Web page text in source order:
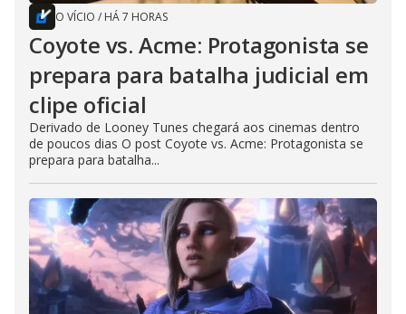
O VÍCIO / HÁ 7 HORAS
Coyote vs. Acme: Protagonista se
prepara para batalha judicial em
clipe oficial
Derivado de Looney Tunes chegará aos cinemas dentro
de poucos dias O post Coyote vs. Acme: Protagonista se
prepara para batalha...